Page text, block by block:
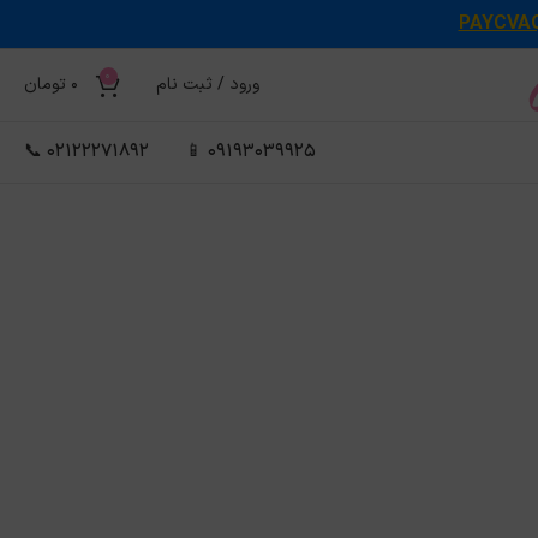
ورود / ثبت نام 0
0 تومان
09193039925 📱
02122271892 📞